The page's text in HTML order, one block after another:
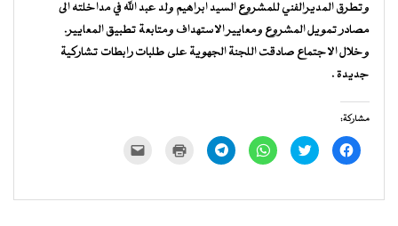
وتطرق المديرالفني للمشروع السيد ابراهيم ولد عبد الله في مداخلته الى
مصادر تمويل المشروع ومعايير الاستهداف ومتابعة تطبيق المعايير.
وخلال الاجتماع صادقت اللجنة الجهوية على طلبات رابطات تشاركية
جديدة .
مشاركة:
انقر
للمشاركة
في
اضغط
للمشاركة
في
انقر
للمشاركة
في
انقر
للمشاركة
في
للطباعة
جديدة) الإلكتروني